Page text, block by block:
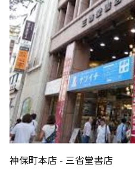
神保町本店 - 三省堂書店